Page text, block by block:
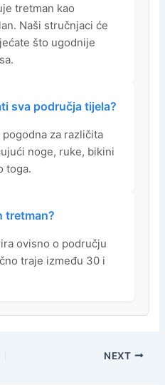
tretman kao
Naši stručnjaci će
što ugodnije
sva područja tijela?
za različita
noge, ruke, bikini
toga.
tretman?
ovisno o području
traje između 30 i
NEXT